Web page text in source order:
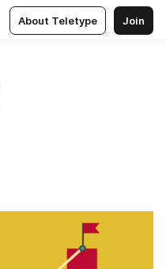
About Teletype Join